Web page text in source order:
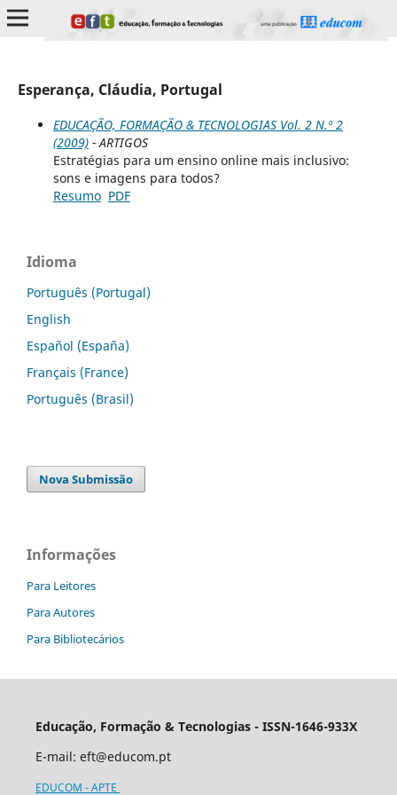
Esperança, Cláudia, Portugal
EDUCAÇÃO, FORMAÇÃO & TECNOLOGIAS Vol. 2 N.º 2
(2009)- ARTIGOS
Estratégias para um ensino online mais inclusivo:
sons e imagens para todos?
Resumo PDF
Idioma
Português (Portugal)
English
Español (España)
Français (France)
Português (Brasil)
Nova Submissão
Informações
Para Leitores
Para Autores
Para Bibliotecários
Educação, Formação & Tecnologias - ISSN-1646-933X
E-mail: eft@educom.pt
EDUCOM - APTE